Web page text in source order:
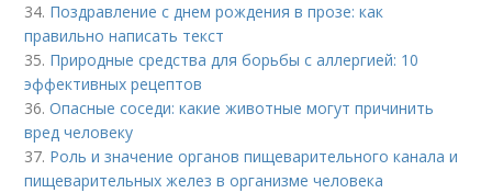
34. Поздравление с днем рождения в прозе: как
правильно написать текст
35. Природные средства для борьбы с аллергией: 10
эффективных рецептов
36.Опасные соседи: какие животные могут причинить
вред человеку
37. Роль и значение органов пищеварительного канала и
пищеварительных желез в организме человека